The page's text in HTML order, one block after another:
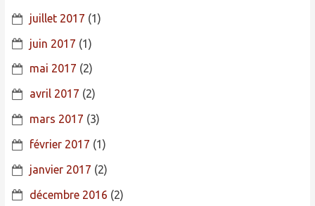
juillet 2017 (1)
juin 2017 (1)
mai 2017 (2)
avril 2017 (2)
mars 2017 (3)
février 2017 (1)
janvier 2017 (2)
décembre 2016 (2)